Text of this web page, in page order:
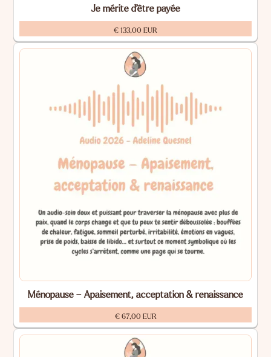
Je mérite d’être payée
€ 133,00 EUR
Ménopause – Apaisement, acceptation & renaissance
€ 67,00 EUR